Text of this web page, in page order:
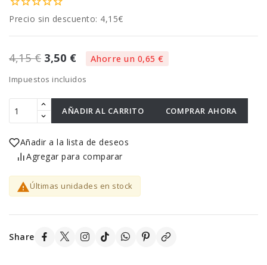
Precio sin descuento: 4,15€
4,15 € 3,50 € Ahorre un 0,65 €
Impuestos incluidos
AÑADIR AL CARRITO COMPRAR AHORA
Añadir a la lista de deseos
Agregar para comparar
Últimas unidades en stock
Share